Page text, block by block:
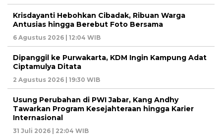
Krisdayanti Hebohkan Cibadak, Ribuan Warga
Antusias hingga Berebut Foto Bersama
6 Agustus 2026 | 12:04 WIB
Dipanggil ke Purwakarta, KDM Ingin Kampung Adat
Ciptamulya Ditata
2 Agustus 2026 | 19:30 WIB
Usung Perubahan di PWI Jabar, Kang Andhy
Tawarkan Program Kesejahteraan hingga Karier
Internasional
31 Juli 2026 | 22:04 WIB